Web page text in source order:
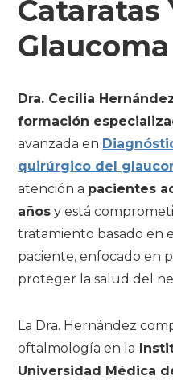
Cataratas
Glaucoma
Dra. Cecilia
formación
avanzada en
quirúrgico del
atención a pacientes
años y está
tratamiento basado en
paciente, enfocado en
proteger la salud del
La Dra. Hernández
oftalmología en la
Universidad Médica